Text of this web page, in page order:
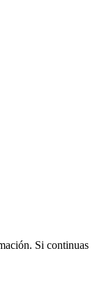
Si continuas